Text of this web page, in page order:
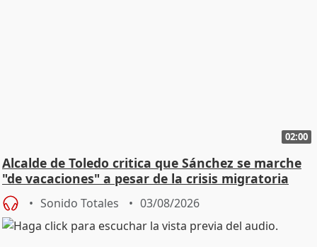
02:00
Alcalde de Toledo critica que Sánchez se marche
"de vacaciones" a pesar de la crisis migratoria
Sonido Totales 03/08/2026